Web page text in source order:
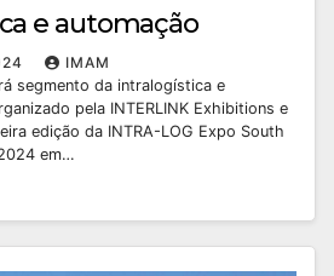
e automação
IMAM
segmento da intralogística e
pela INTERLINK Exhibitions e
edição da INTRA-LOG Expo South
em…